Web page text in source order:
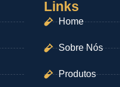
Links
Home
Sobre Nós
Produtos